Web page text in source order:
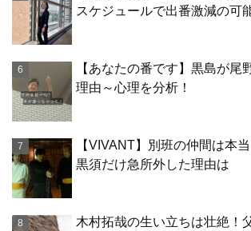
スケジュールで出番激減の可
【あなたの番です】黒島が尾
理由～心理を分析！
【VIVANT】別班の仲間は本
黒須だけ急所外した理由は
木村拓哉の生い立ちは壮絶！